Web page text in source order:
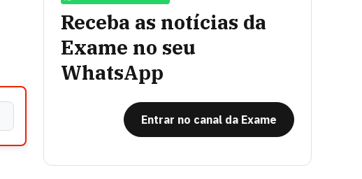
Receba as notícias da
Exame no seu
WhatsApp
Entrar no canal da Exame